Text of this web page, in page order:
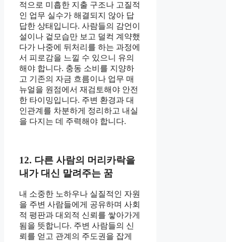
적으로 미흡한 지출 구조나 고질적
인 업무 실수가 해결되지 않아 답
답한 상태입니다. 사람들의 감언이
설이나 겉모습만 보고 덜컥 계약했
다가 나중에 뒤처리를 하는 과정에
서 피로감을 느낄 수 있으니 유의
해야 합니다. 충동 소비를 지양하
고 기존의 자금 흐름이나 업무 매
뉴얼을 원점에서 재검토해야 안전
한 타이밍입니다. 주변 환경과 대
인관계를 차분하게 정리하고 내실
을 다지는 데 주력해야 합니다.
12. 다른 사람의 머리카락을
내가 대신 말려주는 꿈
내 소중한 노하우나 실질적인 자원
을 주변 사람들에게 공유하며 사회
적 평판과 대외적 신뢰를 쌓아가게
됨을 뜻합니다. 주변 사람들의 신
뢰를 얻고 관계의 주도권을 잡게